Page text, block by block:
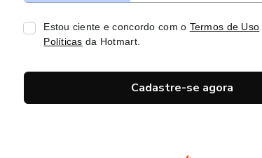
Estou ciente e concordo com o Termos de Uso
Políticas da Hotmart.
Cadastre-se agora